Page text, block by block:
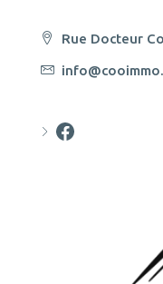
Rue Docteur
Cooimmo